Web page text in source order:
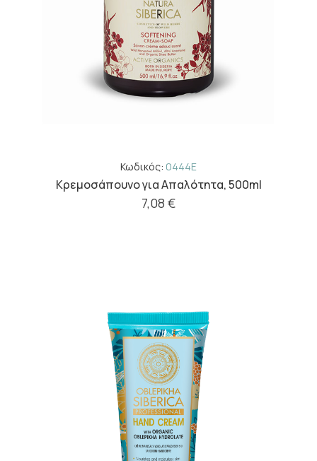
Κωδικός: 0444E
Κρεμοσάπουνο για Απαλότητα, 500ml
7,08 €